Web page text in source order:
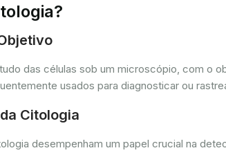
das células sob um microscópio, com o
usados para diagnosticar ou
Citologia
desempenham um papel crucial na